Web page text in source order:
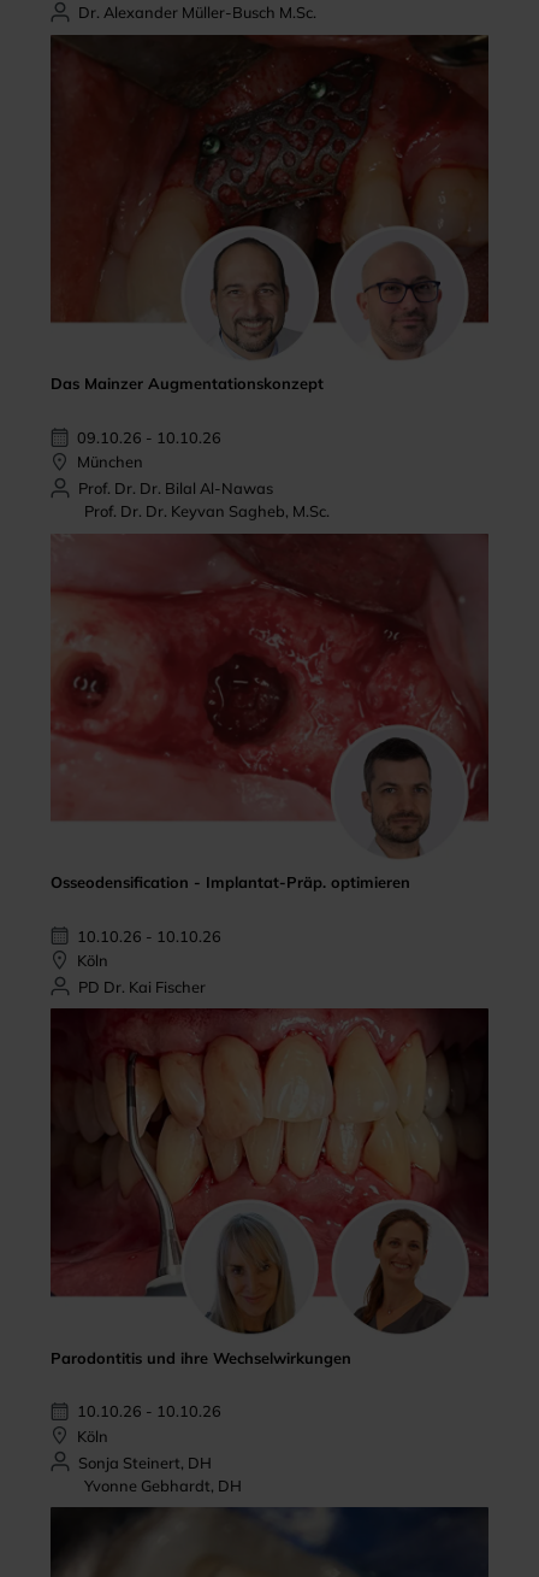
Dr. Alexander Müller-Busch M.Sc.
Das Mainzer Augmentationskonzept
09.10.26 - 10.10.26
München
Prof. Dr. Dr. Bilal Al-Nawas
Prof. Dr. Dr. Keyvan Sagheb, M.Sc.
Osseodensification - Implantat-Präp. optimieren
10.10.26 - 10.10.26
Köln
PD Dr. Kai Fischer
Parodontitis und ihre Wechselwirkungen
10.10.26 - 10.10.26
Köln
Sonja Steinert, DH
Yvonne Gebhardt, DH